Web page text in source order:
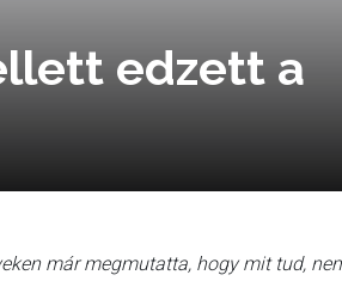
edzett a
már megmutatta, hogy mit tud,